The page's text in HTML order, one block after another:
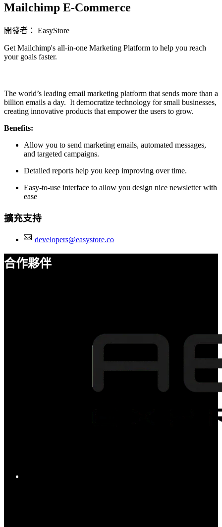
Mailchimp E-Commerce
開發者： EasyStore
Get Mailchimp's all-in-one Marketing Platform to help you reach
your goals faster.
The world’s leading email marketing platform that sends more than a
billion emails a day. It democratize technology for small businesses,
creating innovative products that empower the users to grow.
Benefits:
Allow you to send marketing emails, automated messages,
and targeted campaigns.
Detailed reports help you keep improving over time.
Easy-to-use interface to allow you design nice newsletter with
ease
擴充支持
developers@easystore.co
合作夥伴